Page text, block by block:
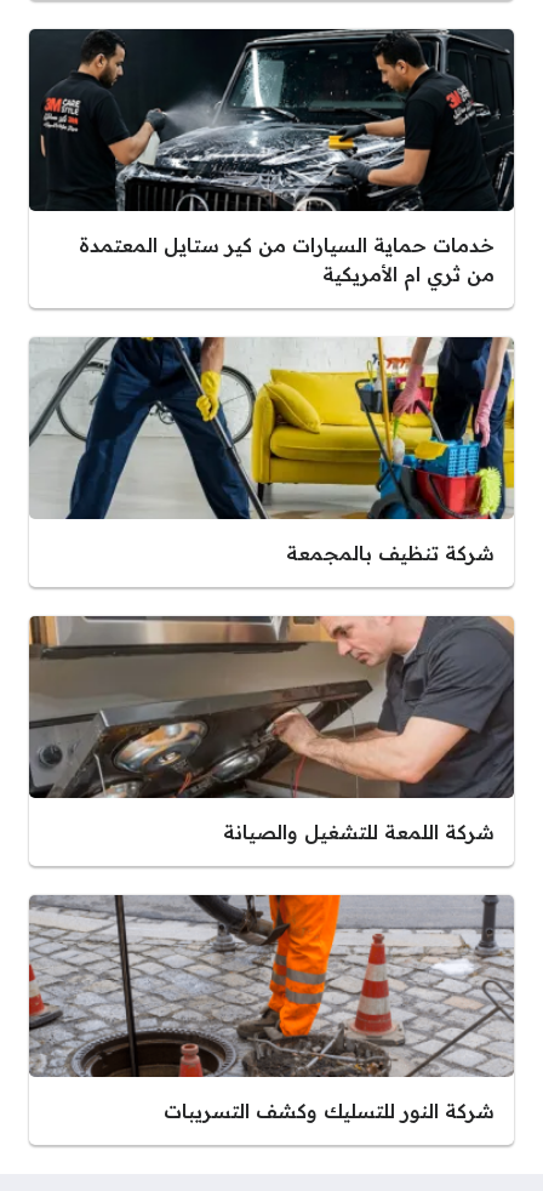
خدمات حماية السيارات من كير ستايل المعتمدة
من ثري ام الأمريكية
شركة تنظيف بالمجمعة
شركة اللمعة للتشغيل والصيانة
شركة النور للتسليك وكشف التسريبات